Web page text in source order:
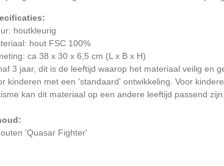
houtkleurig
hout FSC 100%
ca 38 x 30 x 6,5 cm (L x B x H)
3 jaar, dit is de leeftijd waarop het materiaal veilig en
kinderen met een 'standaard' ontwikkeling. Voor
kan dit materiaal op een andere leeftijd passend zijn.
'Quasar Fighter'